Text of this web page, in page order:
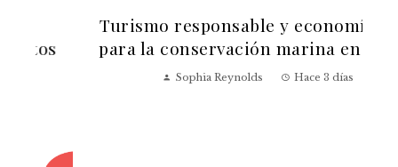
Turismo responsable y economía azul
para la conservación marina en Belice
Sophia Reynolds Hace 3 días